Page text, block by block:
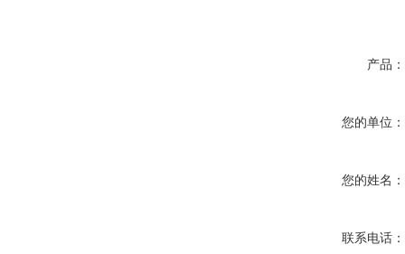
产品：
您的单位：
您的姓名：
联系电话：